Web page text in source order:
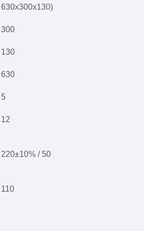
630х300х130)
300
130
630
5
12
220±10% / 50
110